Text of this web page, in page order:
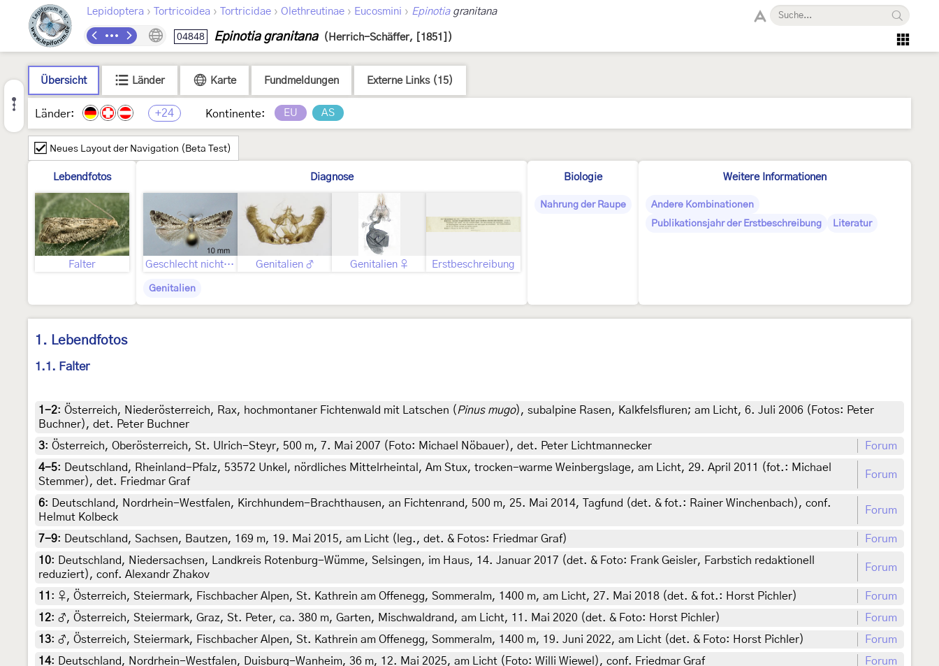
Lepidoptera › Tortricoidea › Tortricidae › Olethreutinae › Eucosmini › Epinotiagranitana
04848 Epinotia granitana (Herrich-Schäffer, [1851])
Übersicht Länder Karte Fundmeldungen Externe Links (15)
Länder: +24 Kontinente: EU AS
Neues Layout der Navigation (Beta Test)
Lebendfotos
Falter
Diagnose
Geschlecht nicht bestimmt Genitalien ♂ Genitalien ♀ Erstbeschreibung
Genitalien
Biologie
Nahrung der Raupe
Weitere Informationen
Andere Kombinationen
Publikationsjahr der Erstbeschreibung
Literatur
1. Lebendfotos
1.1. Falter
1-2: Österreich, Niederösterreich, Rax, hochmontaner Fichtenwald mit Latschen ( Pinus mugo), subalpine Rasen, Kalkfelsfluren; am Licht, 6. Juli 2006 (Fotos: Peter
Buchner), det. Peter Buchner
3: Österreich, Oberösterreich, St. Ulrich-Steyr, 500 m, 7. Mai 2007 (Foto: Michael Nöbauer), det. Peter Lichtmannecker
Forum
4-5:
Deutschland, Rheinland-Pfalz, 53572 Unkel, nördliches Mittelrheintal, Am Stux, trocken-warme Weinbergslage, am Licht, 29. April 2011 (fot.: Michael
Stemmer), det. Friedmar Graf
Forum
6:
Deutschland, Nordrhein-Westfalen, Kirchhundem-Brachthausen, an Fichtenrand, 500 m, 25. Mai 2014, Tagfund (det. & fot.: Rainer Winchenbach), conf.
Helmut Kolbeck
Forum
7-9: Deutschland, Sachsen, Bautzen, 169 m, 19. Mai 2015, am Licht (leg., det. & Fotos: Friedmar Graf)
Forum
10:
Deutschland, Niedersachsen, Landkreis Rotenburg-Wümme, Selsingen, im Haus, 14. Januar 2017 (det. & Foto: Frank Geisler, Farbstich redaktionell
reduziert), conf. Alexandr Zhakov
Forum
11 : ♀, Österreich, Steiermark, Fischbacher Alpen, St. Kathrein am Offenegg, Sommeralm, 1400 m, am Licht, 27. Mai 2018 (det. & fot.: Horst Pichler)
Forum
12: ♂, Österreich, Steiermark, Graz, St. Peter, ca. 380 m, Garten, Mischwaldrand, am Licht, 11. Mai 2020 (det. & Foto: Horst Pichler)
Forum
13: ♂, Österreich, Steiermark, Fischbacher Alpen, St. Kathrein am Offenegg, Sommeralm, 1400 m, 19. Juni 2022, am Licht (det. & Foto: Horst Pichler)
Forum
14: Deutschland, Nordrhein-Westfalen, Duisburg-Wanheim, 36 m, 12. Mai 2025, am Licht (Foto: Willi Wiewel), conf. Friedmar Graf Forum